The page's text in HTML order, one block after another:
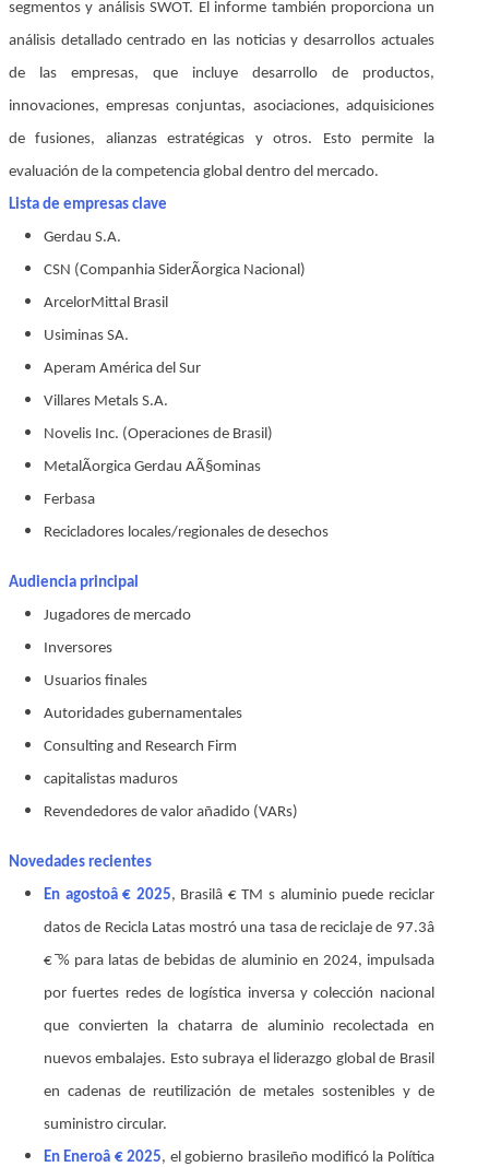
segmentos y análisis SWOT. El informe también proporciona un
análisis detallado centrado en las noticias y desarrollos actuales
de las empresas, que incluye desarrollo de productos,
innovaciones, empresas conjuntas, asociaciones, adquisiciones
de fusiones, alianzas estratégicas y otros. Esto permite la
evaluación de la competencia global dentro del mercado.
Lista de empresas clave
Gerdau S.A.
CSN (Companhia SiderÃorgica Nacional)
ArcelorMittal Brasil
Usiminas SA.
Aperam América del Sur
Villares Metals S.A.
Novelis Inc. (Operaciones de Brasil)
MetalÃorgica Gerdau AÃ§ominas
Ferbasa
Recicladores locales/regionales de desechos
Audiencia principal
Jugadores de mercado
Inversores
Usuarios finales
Autoridades gubernamentales
Consulting and Research Firm
capitalistas maduros
Revendedores de valor añadido (VARs)
Novedades recientes
En agostoâ € 2025, Brasilâ € TM s aluminio puede reciclar
datos de Recicla Latas mostró una tasa de reciclaje de 97.3â
€ ̄% para latas de bebidas de aluminio en 2024, impulsada
por fuertes redes de logística inversa y colección nacional
que convierten la chatarra de aluminio recolectada en
nuevos embalajes. Esto subraya el liderazgo global de Brasil
en cadenas de reutilización de metales sostenibles y de
suministro circular.
En Eneroâ € 2025, el gobierno brasileño modificó la Política